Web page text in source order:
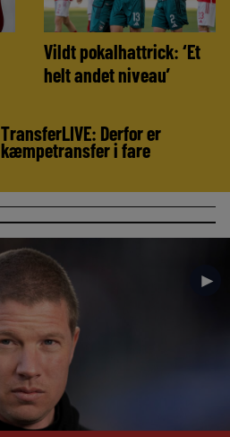
Vildt pokalhattrick: ‘Et
helt andet niveau’
//
TransferLIVE: Derfor er
kæmpetransfer i fare
►